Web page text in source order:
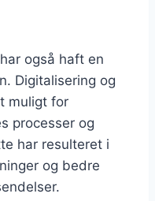
også haft en
Digitalisering og
muligt for
processer og
har resulteret i
og bedre